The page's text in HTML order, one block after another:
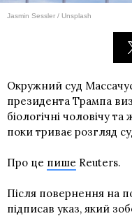
Jasmin Sessler / Unsplash
Окружний суд
президента Трампа
біологічні чоловічу
поки триває розгляд
Про це пише Reuters.
Після повернення на
підписав указ, який